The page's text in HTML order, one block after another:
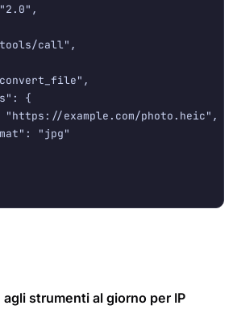
call",
{
"https://example.com/photo.heic",
"jpg"
strumenti al giorno per IP